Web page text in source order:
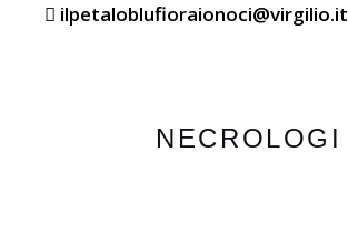
ilpetaloblufioraionoci@virgilio.it
NECROLOGI